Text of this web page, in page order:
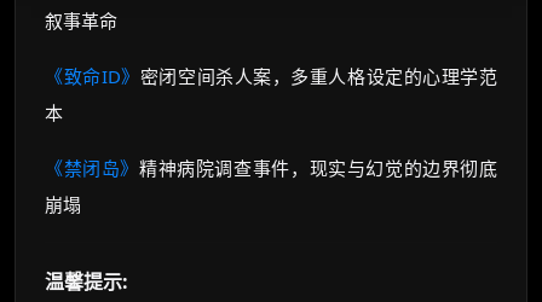
叙事革命
《致命ID》 密闭空间杀人案，多重人格设定的心理学范
本
《禁闭岛》精神病院调查事件，现实与幻觉的边界彻底
崩塌
温馨提示: